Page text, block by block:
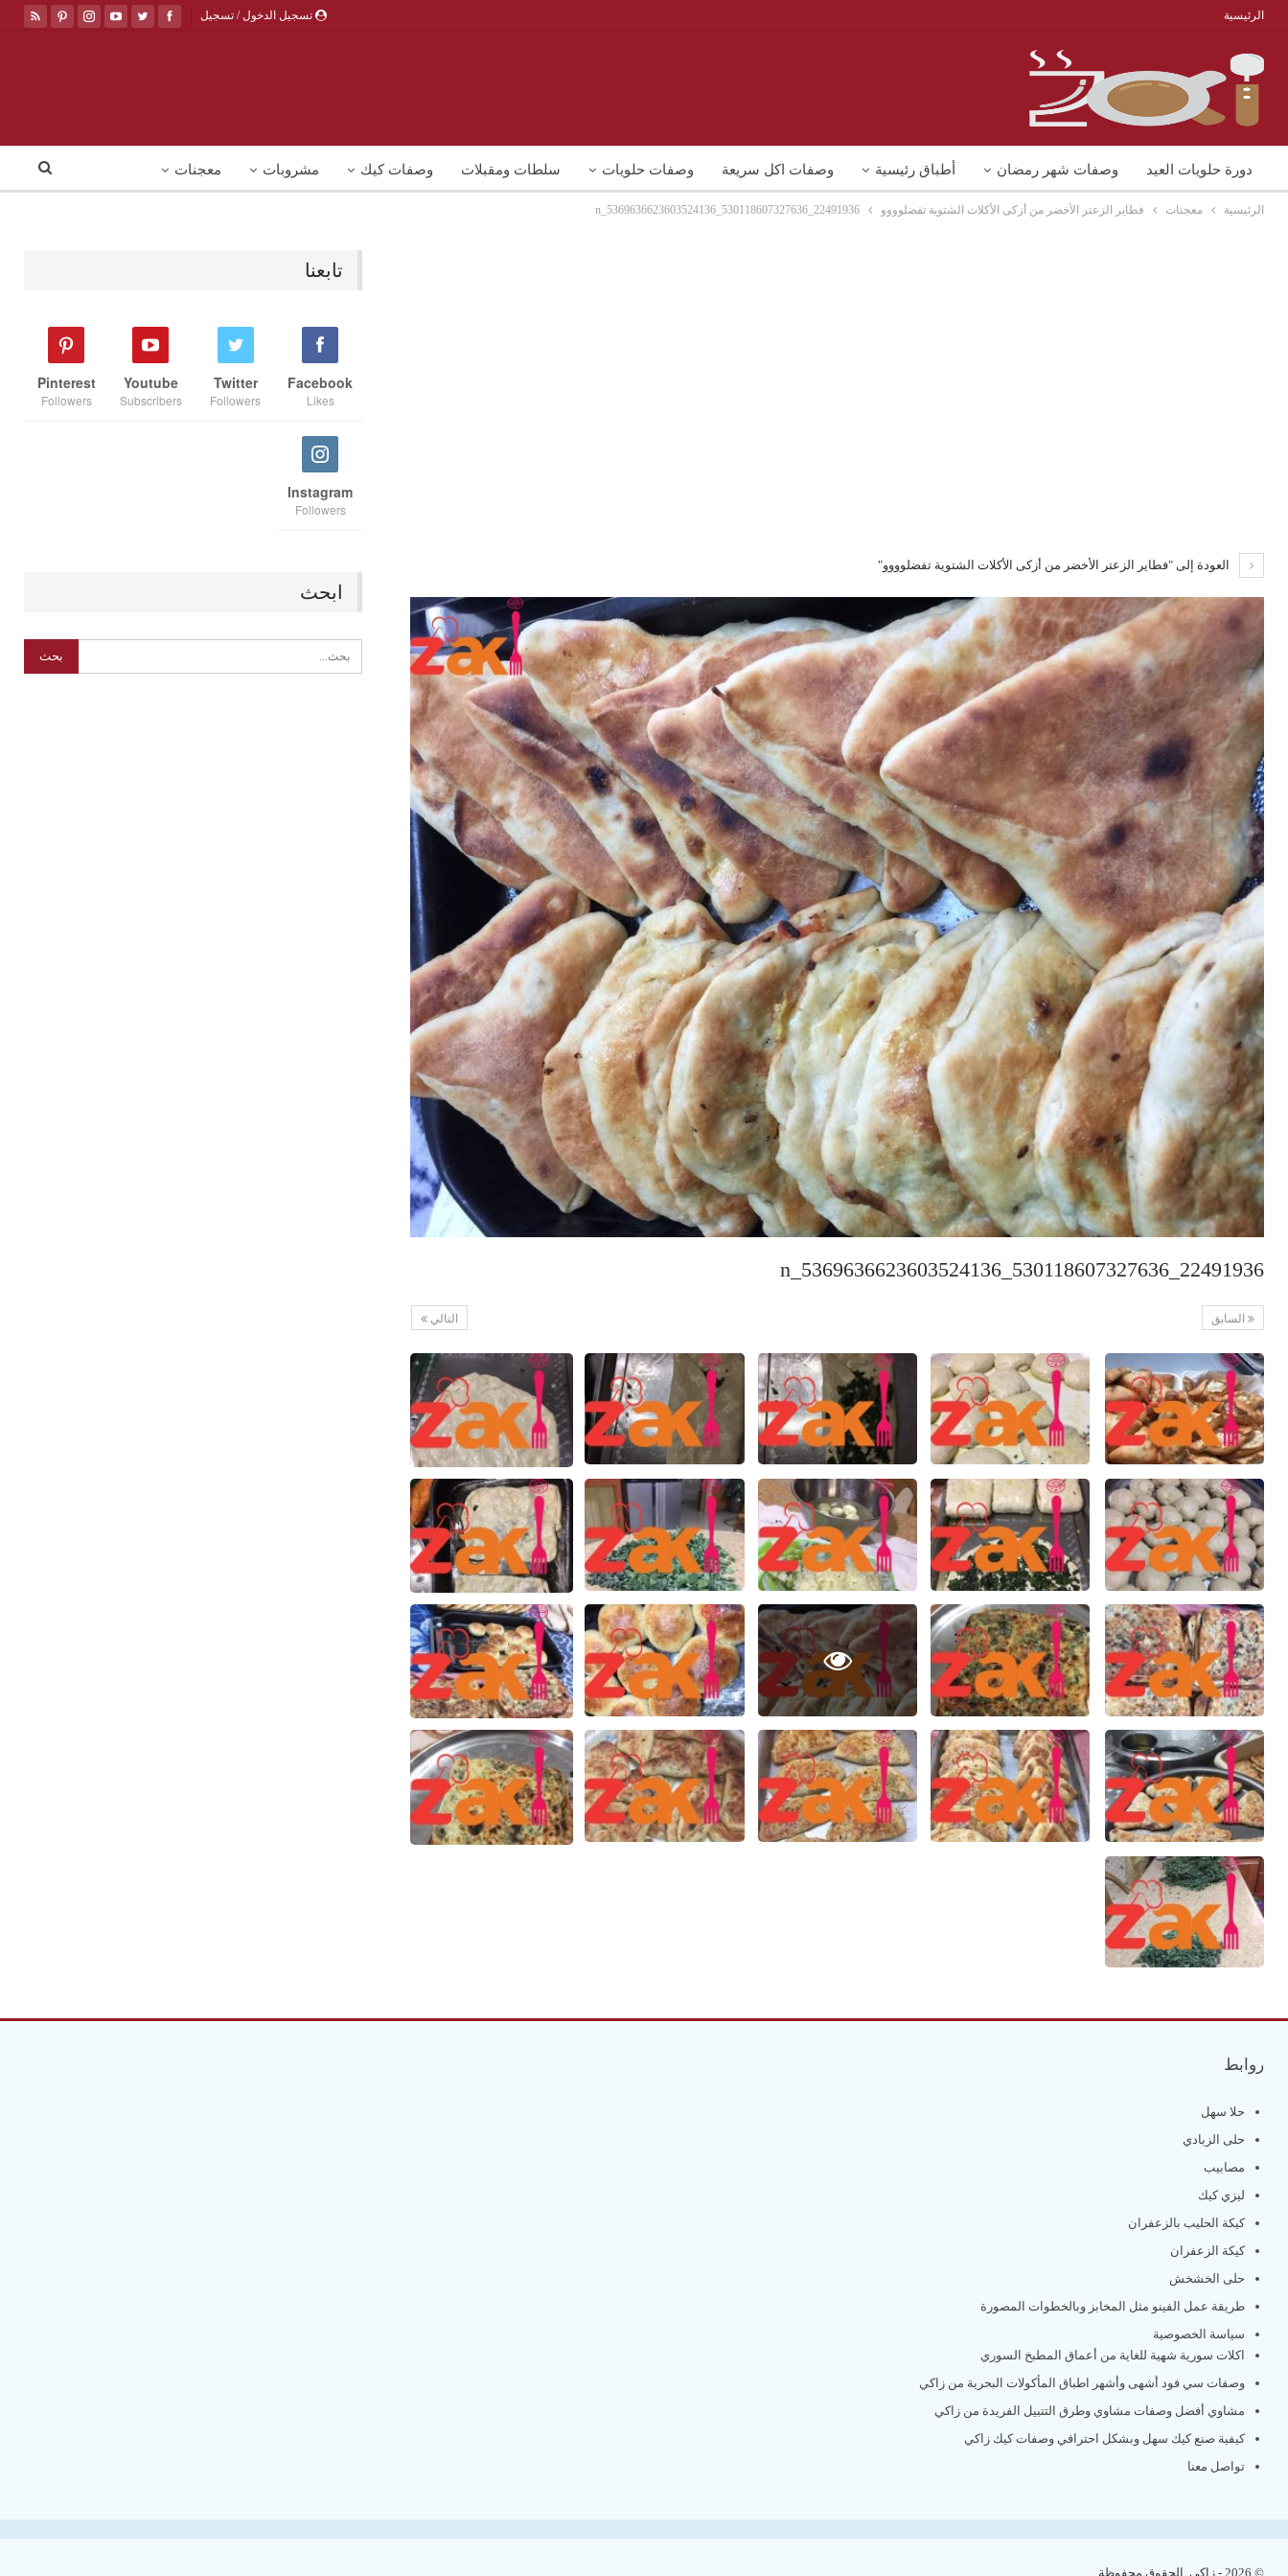
تسجيل الدخول / تسجيل الرئيسية
دورة حلويات العيد وصفات شهر رمضان أطباق رئيسية وصفات اكل سريعة وصفات حلويات سلطات ومقبلات وصفات كيك مشروبات معجنات
منوعات شوربات وصفات اكل دايت الرئيسية معجنات فطاير الزعتر الأخضر من أزكى الأكلات الشتوية تفضلوووو 22491936_530118607327636_5369636623603524136_n
العودة إلى "فطاير الزعتر الأخضر من أزكى الأكلات الشتوية تفضلوووو"
22491936_530118607327636_5369636623603524136_n
التالي السابق
تابعنا
Facebook
Likes
Twitter
Followers
Youtube
Subscribers
Pinterest
Followers
Instagram
Followers
ابحث
روابط
حلا سهل
حلى الزبادي
مصابيب
ليزي كيك
كيكة الحليب بالزعفران
كيكة الزعفران
حلى الخشخش
طريقة عمل الفينو مثل المخابز وبالخطوات المصورة
سياسة الخصوصية
اكلات سورية شهية للغاية من أعماق المطبخ السوري
وصفات سي فود أشهى وأشهر اطباق المأكولات البحرية من زاكي
مشاوي أفضل وصفات مشاوي وطرق التتبيل الفريدة من زاكي
كيفية صنع كيك سهل وبشكل احترافي وصفات كيك زاكي
تواصل معنا
© 2026 - زاكي. الحقوق محفوظة.